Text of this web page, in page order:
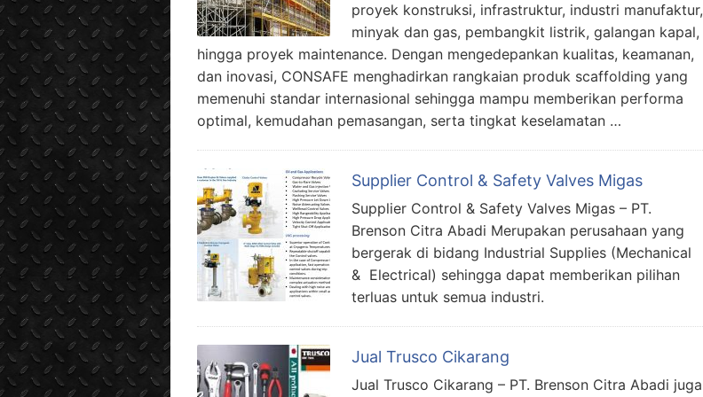
proyek konstruksi, infrastruktur, industri manufaktur,
minyak dan gas, pembangkit listrik, galangan kapal,
hingga proyek maintenance. Dengan mengedepankan kualitas, keamanan,
dan inovasi, CONSAFE menghadirkan rangkaian produk scaffolding yang
memenuhi standar internasional sehingga mampu memberikan performa
optimal, kemudahan pemasangan, serta tingkat keselamatan …
Supplier Control & Safety Valves Migas
Supplier Control & Safety Valves Migas – PT.
Brenson Citra Abadi Merupakan perusahaan yang
bergerak di bidang Industrial Supplies (Mechanical
& Electrical) sehingga dapat memberikan pilihan
terluas untuk semua industri.
Jual Trusco Cikarang
Jual Trusco Cikarang – PT. Brenson Citra Abadi juga